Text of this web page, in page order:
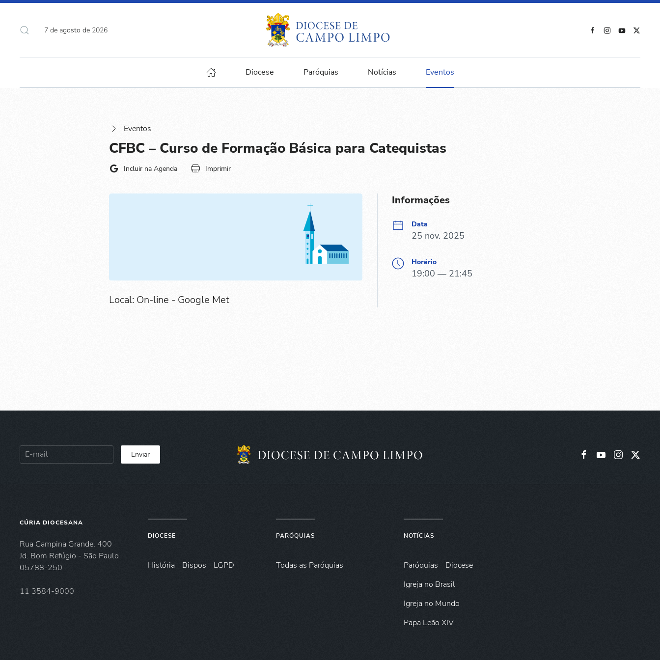
7 de agosto de 2026
Diocese Paróquias Notícias Eventos
Eventos
CFBC – Curso de Formação Básica para Catequistas
Incluir na Agenda Imprimir
Local: On-line - Google Met
Informações
Data
25 nov. 2025
Horário
19:00 — 21:45
Enviar
CÚRIA DIOCESANA
Rua Campina Grande, 400
Jd. Bom Refúgio - São Paulo
05788-250
11 3584-9000
DIOCESE
História Bispos LGPD
PARÓQUIAS
Todas as Paróquias
NOTÍCIAS
Paróquias
Diocese
Igreja no Brasil
Igreja no Mundo
Papa Leão XIV